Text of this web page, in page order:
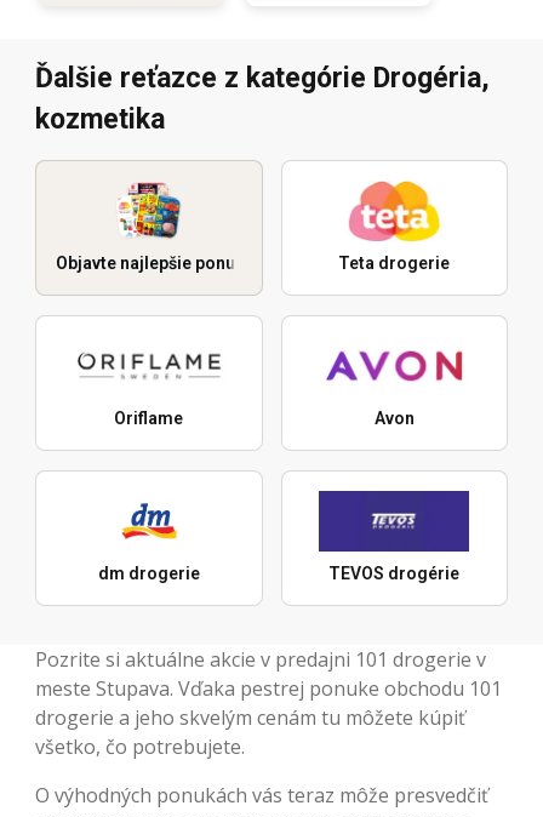
Ďalšie reťazce z kategórie Drogéria,
kozmetika
Objavte najlepšie ponuky Teta drogerie
Oriflame Avon
dm drogerie TEVOS drogérie
Pozrite si aktuálne akcie v predajni 101 drogerie v
meste Stupava. Vďaka pestrej ponuke obchodu 101
drogerie a jeho skvelým cenám tu môžete kúpiť
všetko, čo potrebujete.
O výhodných ponukách vás teraz môže presvedčiť